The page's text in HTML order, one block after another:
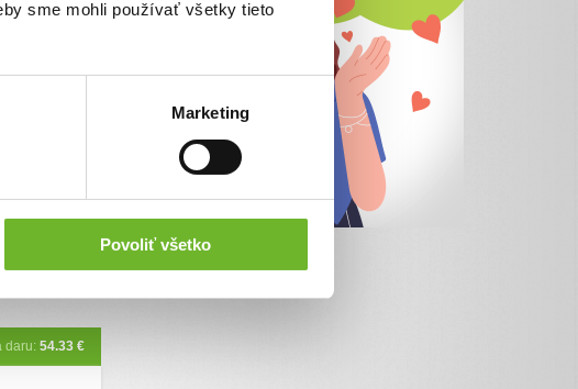
sme mohli používať všetky tieto
Marketing
Povoliť všetko
budeme
ktorý
Je
daru: 54.33 €